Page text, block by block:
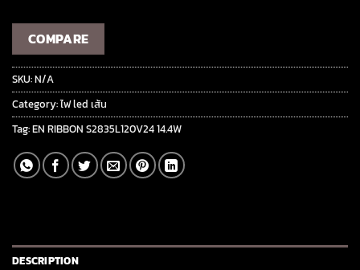
COMPARE
SKU:N/A
Category:ไฟ led เส้น
Tag:EN RIBBON S2835L120V24 14.4W
DESCRIPTION